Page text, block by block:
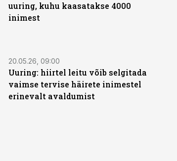
uuring, kuhu kaasatakse 4000
inimest
20.05.26, 09:00
Uuring: hiirtel leitu võib selgitada
vaimse tervise häirete inimestel
erinevalt avaldumist